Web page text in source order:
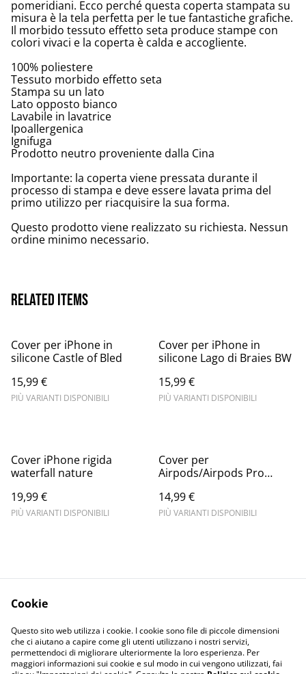
pomeridiani. Ecco perché questa coperta stampata su
misura è la tela perfetta per le tue fantastiche grafiche.
Il morbido tessuto effetto seta produce stampe con
colori vivaci e la coperta è calda e accogliente.
100% poliestere
Tessuto morbido effetto seta
Stampa su un lato
Lato opposto bianco
Lavabile in lavatrice
Ipoallergenica
Ignifuga
Prodotto neutro proveniente dalla Cina
Importante: la coperta viene pressata durante il
processo di stampa e deve essere lavata prima del
primo utilizzo per riacquisire la sua forma.
Questo prodotto viene realizzato su richiesta. Nessun
ordine minimo necessario.
Related items
Cover per iPhone in
silicone Castle of Bled
15,99 €
PIÙ VARIANTI DISPONIBILI
Cover per iPhone in
silicone Lago di Braies BW
15,99 €
PIÙ VARIANTI DISPONIBILI
Cover iPhone rigida
waterfall nature
19,99 €
PIÙ VARIANTI DISPONIBILI
Cover per
Airpods/Airpods Pro
14,99 €
PIÙ VARIANTI DISPONIBILI
Informativa sulla
privacy
Terms and
conditions
Cookie
Questo sito web utilizza i cookie. I cookie sono file di piccole dimensioni
che ci aiutano a capire come gli utenti utilizzano i nostri servizi,
permettendoci di migliorare ulteriormente la loro esperienza. Per
maggiori informazioni sui cookie e sul modo in cui vengono utilizzati, fai